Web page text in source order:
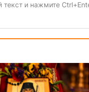
и нажмите